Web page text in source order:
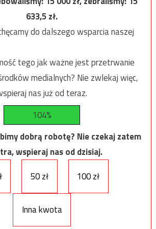
633,5zł.
do dalszego wsparcia naszej
tego jak ważne jest przetrwanie
medialnych? Nie zwlekaj więc,
nas już od teraz.
104%
dobrą robotę? Nie czekaj zatem
wspieraj nas od dzisiaj.
50 zł 100 zł
Inna kwota